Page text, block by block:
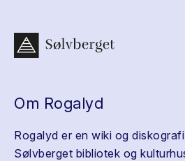
Om Rogalyd
Rogalyd er en wiki og
Sølvberget bibliotek og